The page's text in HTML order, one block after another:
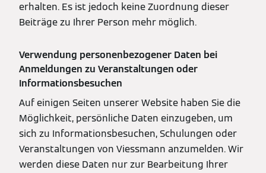
erhalten. Es ist jedoch keine Zuordnung dieser
Beiträge zu Ihrer Person mehr möglich.
Verwendung personenbezogener Daten bei
Anmeldungen zu Veranstaltungen oder
Informationsbesuchen
Auf einigen Seiten unserer Website haben Sie die
Möglichkeit, persönliche Daten einzugeben, um
sich zu Informationsbesuchen, Schulungen oder
Veranstaltungen von Viessmann anzumelden. Wir
werden diese Daten nur zur Bearbeitung Ihrer